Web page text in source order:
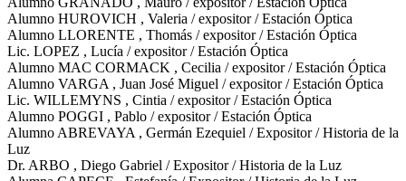
Alumno HUROVICH , Valeria / expositor / Estación Óptica
Alumno LLORENTE , Thomás / expositor / Estación Óptica
Lic. LOPEZ , Lucía / expositor / Estación Óptica
Alumno MAC CORMACK , Cecilia / expositor / Estación Óptica
Alumno VARGA , Juan José Miguel / expositor / Estación Óptica
Lic. WILLEMYNS , Cintia / expositor / Estación Óptica
Alumno POGGI , Pablo / expositor / Estación Óptica
Alumno ABREVAYA , Germán Ezequiel / Expositor / Historia de la
Luz
Dr. ARBO , Diego Gabriel / Expositor / Historia de la Luz